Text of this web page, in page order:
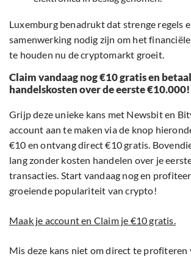
Luxemburg benadrukt dat strenge regels
samenwerking nodig zijn om het
te houden nu de cryptomarkt groeit.
Claim vandaag nog €10 gratis en
handelskosten over de eerste €10.000!
Grijp deze unieke kans met Newsbit en
account aan te maken via de knop
€10 en ontvang direct €10 gratis.
lang zonder kosten handelen over je
transacties. Start vandaag nog en
groeiende populariteit van crypto!
Maak je account en Claim je €10 gratis.
Mis deze kans niet om direct te profiteren